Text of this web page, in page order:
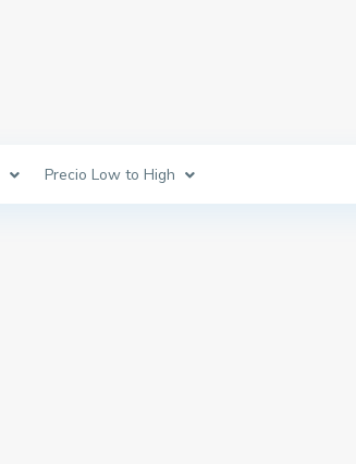
Precio Low to High